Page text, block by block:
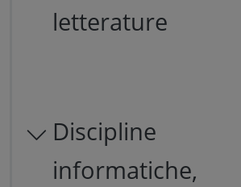
letterature
Discipline
informatiche,